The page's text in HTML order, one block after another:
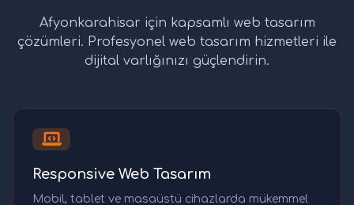
Afyonkarahisar için kapsamlı web tasarım
çözümleri. Profesyonel web tasarım hizmetleri ile
dijital varlığınızı güçlendirin.
Responsive Web Tasarım
Mobil, tablet ve masaüstü cihazlarda mükemmel